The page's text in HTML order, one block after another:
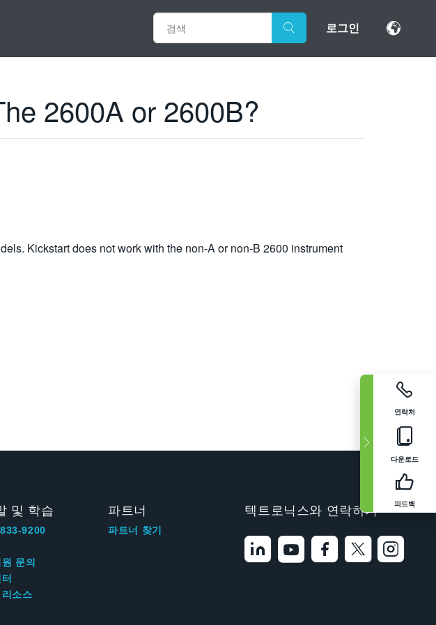
로그인
연락처
다운로드
피드백
2600A or 2600B?
Kickstart does not work with the non-A or non-B 2600 instrument
및 학습
9200
문의
소스
파트너
파트너 찾기
텍트로닉스와 연락하기